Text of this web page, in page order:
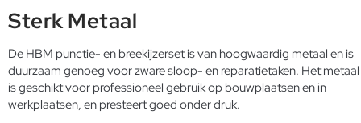
Sterk Metaal
De HBM punctie- en breekijzerset is van hoogwaardig metaal en is
duurzaam genoeg voor zware sloop- en reparatietaken. Het metaal
is geschikt voor professioneel gebruik op bouwplaatsen en in
werkplaatsen, en presteert goed onder druk.